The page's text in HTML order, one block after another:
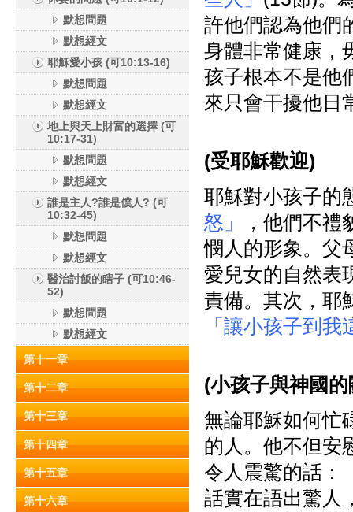
默想問題
默想經文
耶穌愛小孩 (可10:13-16)
默想問題
默想經文
地上與天上財富的選擇 (可
10:17-31)
默想問題
默想經文
誰是主人?誰是僕人? (可
10:32-45)
默想問題
默想經文
醫治討飯的瞎子 (可10:46-
52)
默想問題
默想經文
第十一章
第十二章
第十三章
第十四章
第十五章
第十六章
許他們認為他們
身體非常健康，
孩子根本不是他
來只會干擾他日
(受耶穌歡迎)
耶穌對小孩子的
怒」
，他們不
憫人的形象。父
愛兒女的自然表
責備。其次，耶
「讓小孩子到
(小孩子與神國的
無論耶穌如何忙
的人。他不但安
令人震驚的話：
話實在語出驚人